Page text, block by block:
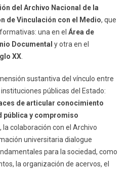
del Archivo Nacional de la
de Vinculación con el Medio, que
una en el Área de
Documental y otra en el
XX
sustantiva del vínculo entre
públicas del Estado:
de articular conocimiento
y compromiso
la colaboración con el Archivo
universitaria dialogue
para la sociedad, como
la organización de acervos, el